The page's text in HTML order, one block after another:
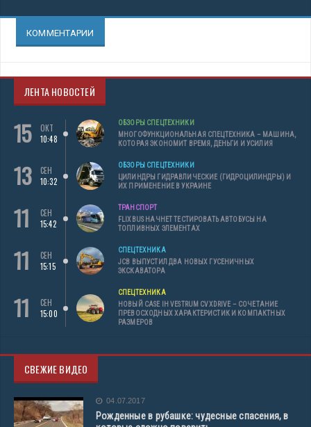
КОММЕНТАРИИ
ЛЕНТА НОВОСТЕЙ
15
ОКТ
10:48
ОБЗОРЫ СПЕЦТЕХНИКИ
МНОГОФУНКЦИОНАЛЬНАЯ СПЕЦТЕХНИКА – МАШИНА,
КОТОРАЯ ЭКОНОМИТ ВРЕМЯ, ДЕНЬГИ И УСИЛИЯ
13
СЕН
10:32
ОБЗОРЫ СПЕЦТЕХНИКИ
ЦИЛИНДРЫ ГИДРАВЛИЧЕСКИЕ (ГИДРОЦИЛИНДРЫ) И
ИХ ПРИМЕНЕНИЕ В УКРАИНЕ
11
СЕН
15:42
ТРАНСПОРТ
FLIXBUS НАЧНЕТ ТЕСТИРОВАТЬ АВТОБУСЫ НА
ТОПЛИВНЫХ ЭЛЕМЕНТАХ
11
СЕН
15:15
СПЕЦТЕХНИКА
JCB ВЫПУСТИЛ ДВА НОВЫХ ГУСЕНИЧНЫХ
ЭКСКАВАТОРА
11
СЕН
15:00
СПЕЦТЕХНИКА
НОВЫЙ CASE IH VESTRUM CVXDRIVE – СОЧЕТАНИЕ
ПРЕВОСХОДНЫХ ХАРАКТЕРИСТИК И КОМПАКТНЫХ
РАЗМЕРОВ
СВЕЖИЕ ВИДЕО
04.07.2017
Рожденные в рубашке: чудесные спасения, в